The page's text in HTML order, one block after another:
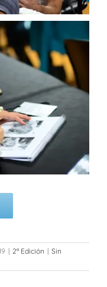
| 2ª Edición | Sin